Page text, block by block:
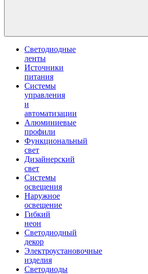
Светодиодные
ленты
Источники
питания
Системы
управления
и
автоматизации
Алюминиевые
профили
Функциональный
свет
Дизайнерский
свет
Системы
освещения
Наружное
освещение
Гибкий
неон
Светодиодный
декор
Электроустановочные
изделия
Светодиоды